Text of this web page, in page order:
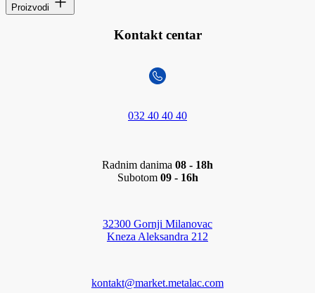
Proizvodi
Kontakt centar
032 40 40 40
Radnim danima 08 - 18h
Subotom 09 - 16h
32300 Gornji Milanovac
Kneza Aleksandra 212
kontakt@market.metalac.com